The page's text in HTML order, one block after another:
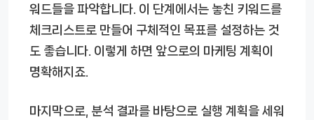
워드들을 파악합니다. 이 단계에서는 놓친 키워드를
체크리스트로 만들어 구체적인 목표를 설정하는 것
도 좋습니다. 이렇게 하면 앞으로의 마케팅 계획이
명확해지죠.
마지막으로, 분석 결과를 바탕으로 실행 계획을 세워